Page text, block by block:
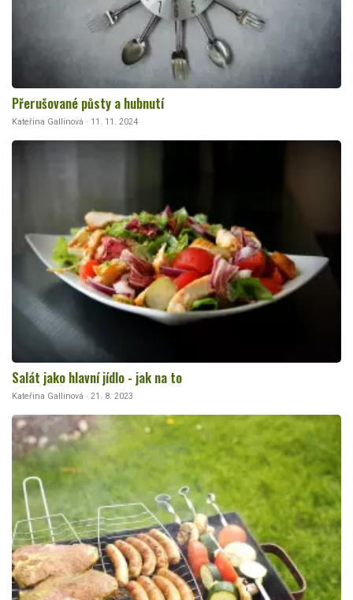
Přerušované půsty a hubnutí
Kateřina Gallinová · 11. 11. 2024
Salát jako hlavní jídlo - jak na to
Kateřina Gallinová · 21. 8. 2023